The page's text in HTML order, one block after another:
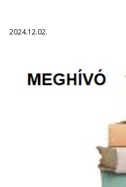
2024.12.02.